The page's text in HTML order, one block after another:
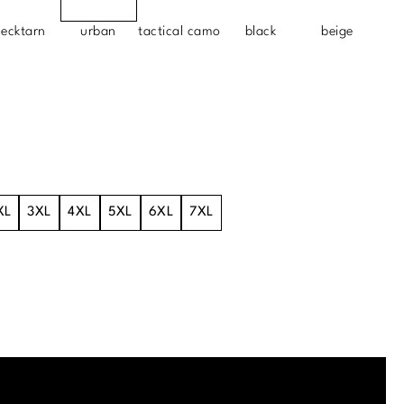
urban tactical camo black beige
3XL 4XL 5XL 6XL 7XL